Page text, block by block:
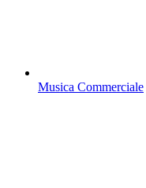
Musica Commerciale